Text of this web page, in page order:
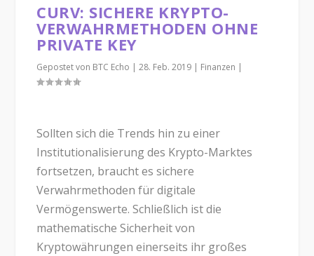
CURV: SICHERE KRYPTO-
VERWAHRMETHODEN OHNE
PRIVATE KEY
Gepostet von BTC Echo |28. Feb. 2019 | Finanzen |
Sollten sich die Trends hin zu einer
Institutionalisierung des Krypto-Marktes
fortsetzen, braucht es sichere
Verwahrmethoden für digitale
Vermögenswerte. Schließlich ist die
mathematische Sicherheit von
Kryptowährungen einerseits ihr großes